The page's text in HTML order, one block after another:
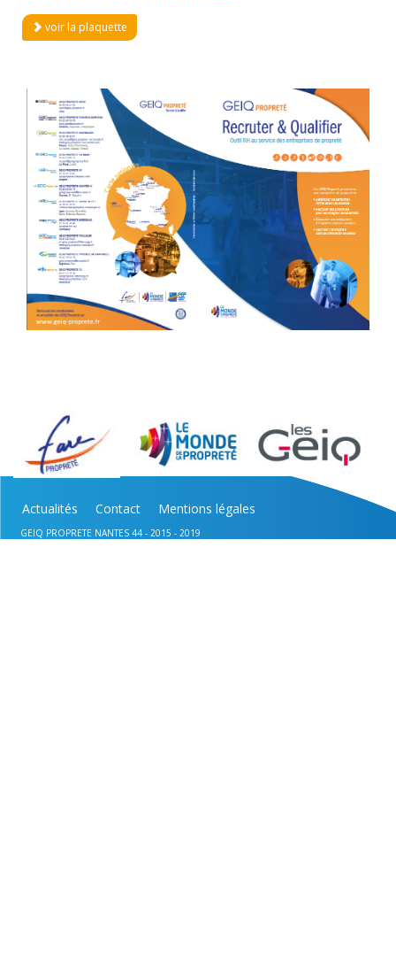
voir la plaquette
Actualités Contact Mentions légales
GEIQ PROPRETE NANTES 44 - 2015 - 2019